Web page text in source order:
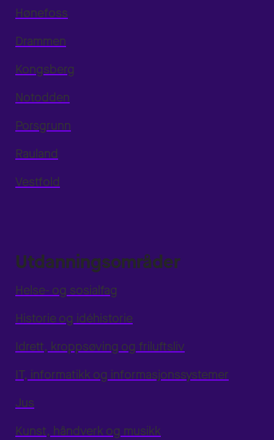
Hønefoss
Drammen
Kongsberg
Notodden
Porsgrunn
Rauland
Vestfold
Utdanningsområder
Helse- og sosialfag
Historie og idéhistorie
Idrett, kroppsøving og friluftsliv
IT, informatikk og informasjonssystemer
Jus
Kunst, håndverk og musikk